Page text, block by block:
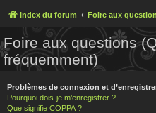
Index du forum Foire aux
Foire aux questions
fréquemment)
Problèmes de connexion et
Pourquoi dois-je m’enregistrer ?
Que signifie COPPA ?